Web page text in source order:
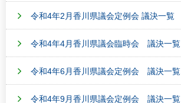
令和4年2月香川県議会定例会 議決一覧
令和4年4月香川県議会臨時会 議決一覧
令和4年6月香川県議会定例会 議決一覧
令和4年9月香川県議会定例会 議決一覧